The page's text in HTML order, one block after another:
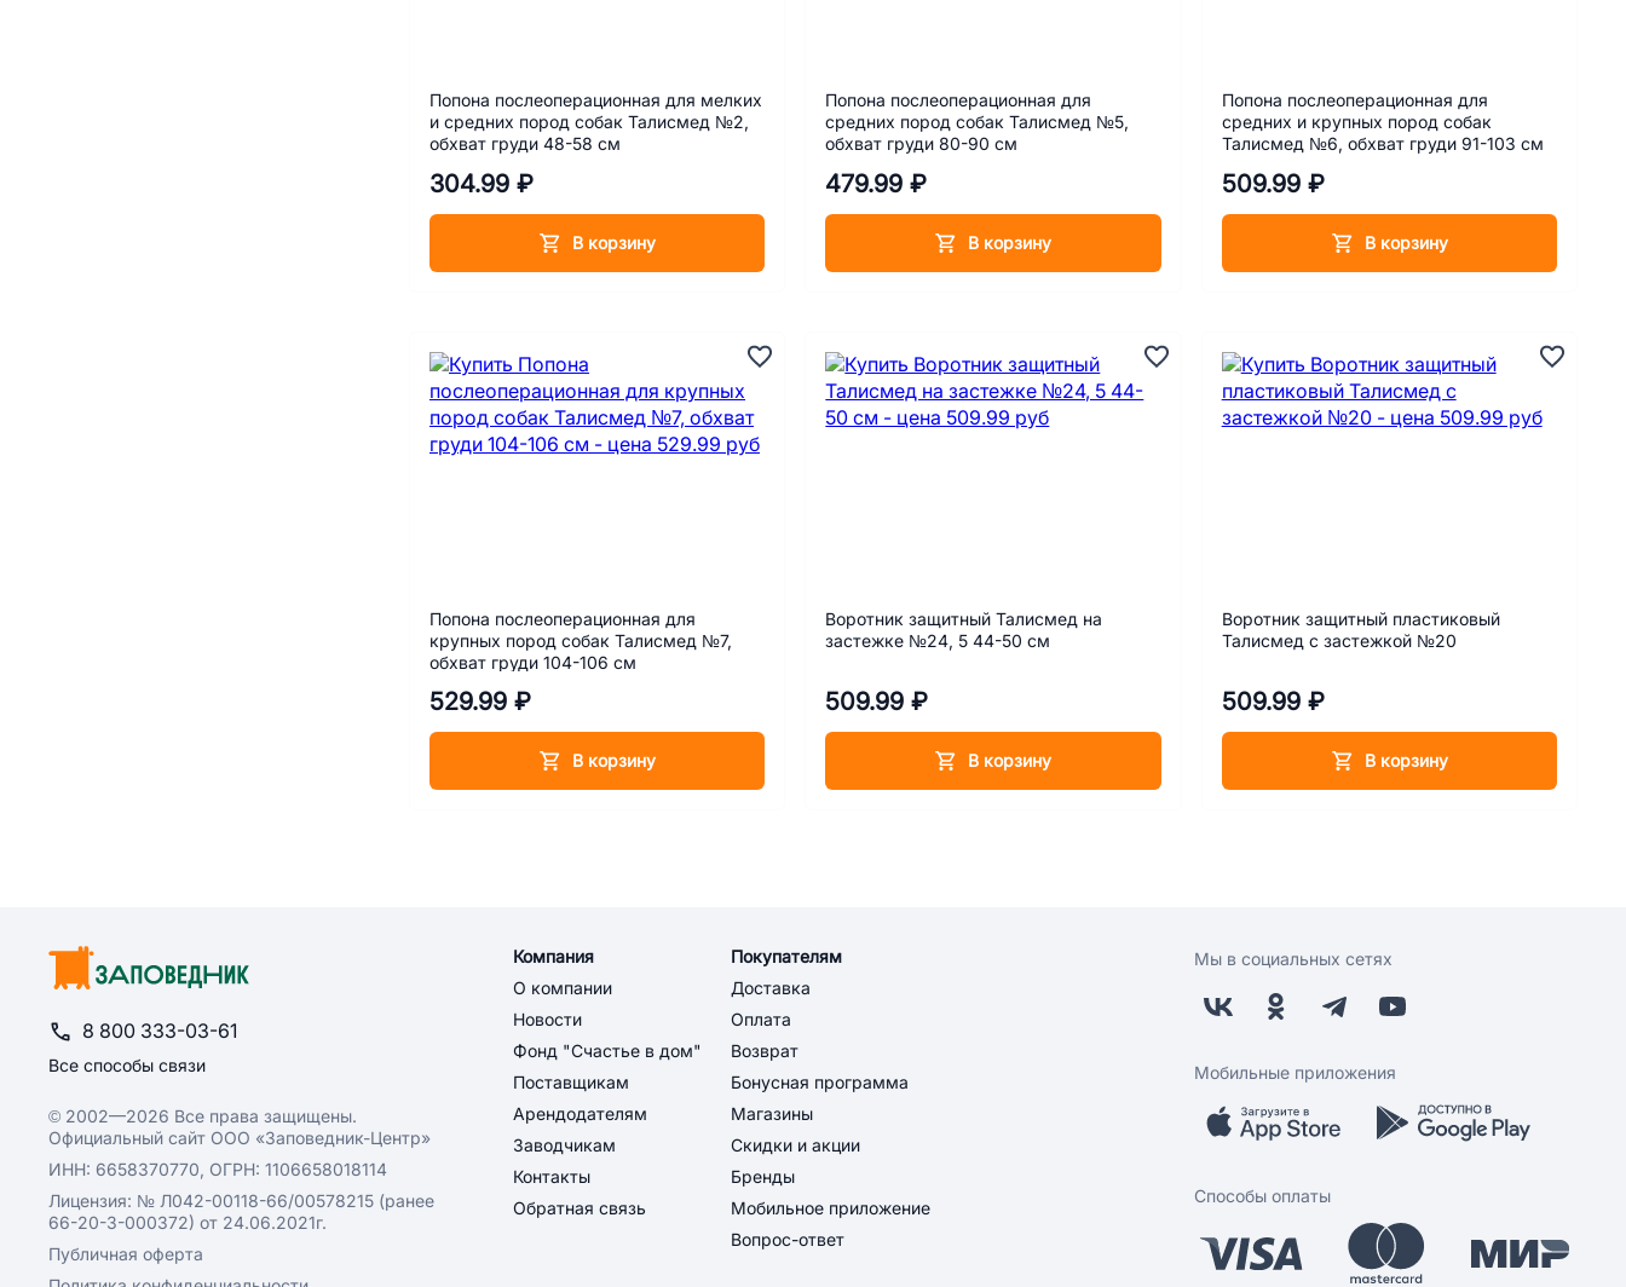
Попона послеоперационная для мелких
и средних пород собак Талисмед №2,
обхват груди 48-58 см
304.99 ₽
В корзину
Попона послеоперационная для
средних пород собак Талисмед №5,
обхват груди 80-90 см
479.99 ₽
В корзину
Попона послеоперационная для
средних и крупных пород собак
Талисмед №6, обхват груди 91-103 см
509.99 ₽
В корзину
Попона послеоперационная для
крупных пород собак Талисмед №7,
обхват груди 104-106 см
529.99 ₽
В корзину
Воротник защитный Талисмед на
застежке №24, 5 44-50 см
509.99 ₽
В корзину
Воротник защитный пластиковый
Талисмед с застежкой №20
509.99 ₽
В корзину
8 800 333-03-61
Все способы связи
© 2002—2026 Все права защищены.
Официальный сайт ООО «Заповедник-Центр»
ИНН: 6658370770, ОГРН: 1106658018114
Лицензия: № Л042-00118-66/00578215 (ранее
66-20-3-000372) от 24.06.2021г.
Публичная оферта
Компания
О компании
Новости
Фонд "Счастье в дом"
Поставщикам
Арендодателям
Заводчикам
Контакты
Обратная связь
Покупателям
Доставка
Оплата
Возврат
Бонусная программа
Магазины
Скидки и акции
Бренды
Мобильное приложение
Вопрос-ответ
Мы в социальных сетях
Мобильные приложения
Способы оплаты